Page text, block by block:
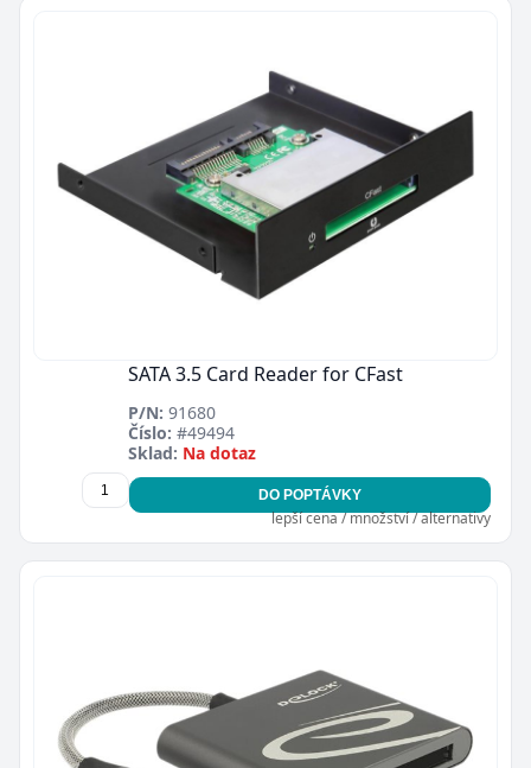
SATA 3.5 Card Reader for CFast
P/N: 91680
Číslo: #49494
Sklad: Na dotaz
DO POPTÁVKY
lepší cena / množství / alternativy